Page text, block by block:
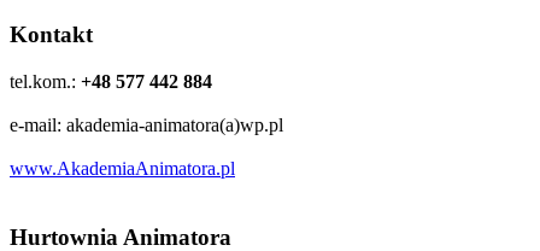
Kontakt
tel.kom.: +48 577 442 884
e-mail: akademia-animatora(a)wp.pl
www.AkademiaAnimatora.pl
Hurtownia Animatora